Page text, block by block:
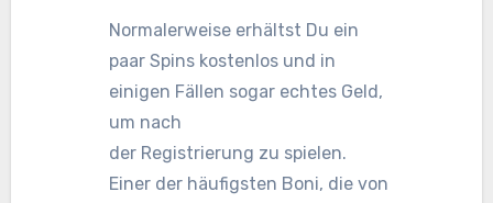
Normalerweise erhältst Du ein
paar Spins kostenlos und in
einigen Fällen sogar echtes Geld,
um nach
der Registrierung zu spielen.
Einer der häufigsten Boni, die von